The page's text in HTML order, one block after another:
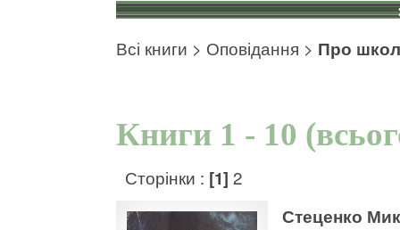
Всі книги > Оповідання > Про
Книги 1 - 10
Сторінки : [1] 2
Стеценко